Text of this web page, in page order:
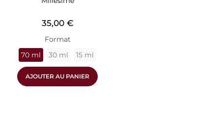
Prix
35,00 €
Format
70 ml
30 ml 15 ml
AJOUTER AU PANIER